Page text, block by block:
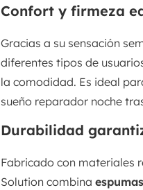
Confort y firmeza
Gracias a su sensación
diferentes tipos de
la comodidad. Es ideal
sueño reparador noche
Durabilidad
Fabricado con materiales
Solution combina